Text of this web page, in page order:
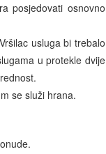
posjedovati osnovno
usluga bi trebalo
u protekle dvije
se služi hrana.